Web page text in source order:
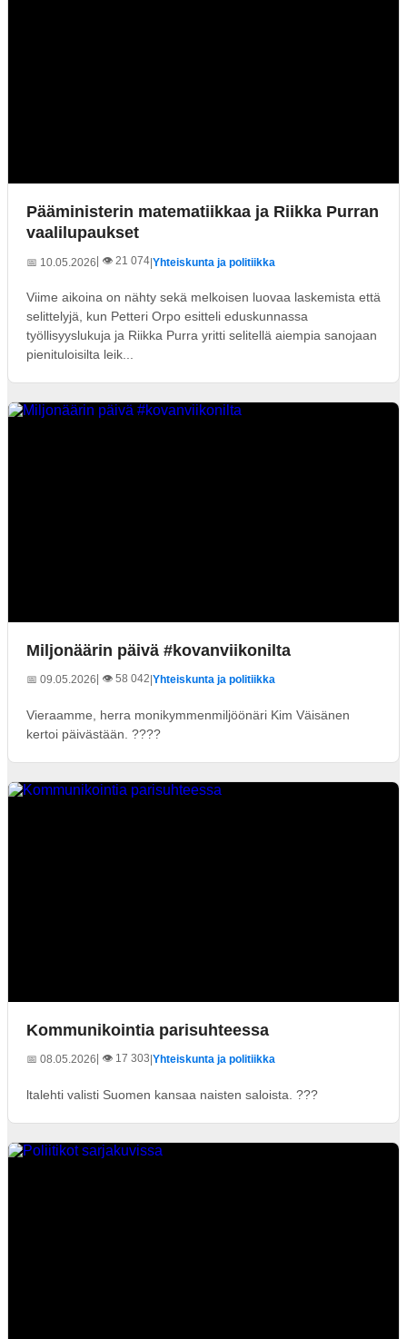
Pääministerin matematiikkaa ja Riikka Purran
vaalilupaukset
📅 10.05.2026 | 👁️ 21 074|Yhteiskunta ja politiikka
Viime aikoina on nähty sekä melkoisen luovaa laskemista että
selittelyjä, kun Petteri Orpo esitteli eduskunnassa
työllisyyslukuja ja Riikka Purra yritti selitellä aiempia sanojaan
pienituloisilta leik...
Miljonäärin päivä #kovanviikonilta
📅 09.05.2026| 👁️ 58 042 Yhteiskunta ja politiikka
Vieraamme, herra monikymmenmiljöönäri Kim Väisänen
kertoi päivästään. ????
Kommunikointia parisuhteessa
📅 08.05.2026| 👁️ 17 303 Yhteiskunta ja politiikka
ltalehti valisti Suomen kansaa naisten saloista. ???